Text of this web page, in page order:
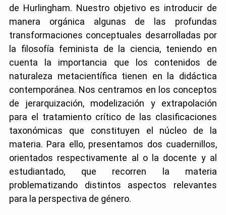
de Hurlingham. Nuestro objetivo es introducir de
manera orgánica algunas de las profundas
transformaciones conceptuales desarrolladas por
la filosofía feminista de la ciencia, teniendo en
cuenta la importancia que los contenidos de
naturaleza metacientífica tienen en la didáctica
contemporánea. Nos centramos en los conceptos
de jerarquización, modelización y extrapolación
para el tratamiento crítico de las clasificaciones
taxonómicas que constituyen el núcleo de la
materia. Para ello, presentamos dos cuadernillos,
orientados respectivamente al o la docente y al
estudiantado, que recorren la materia
problematizando distintos aspectos relevantes
para la perspectiva de género.